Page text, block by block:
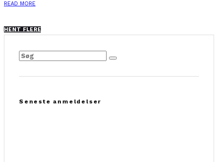
READ MORE
HENT FLERE
Seneste anmeldelser